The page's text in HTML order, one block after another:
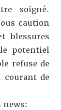
soigné.
caution
blessures
potentiel
refuse de
courant de
news: